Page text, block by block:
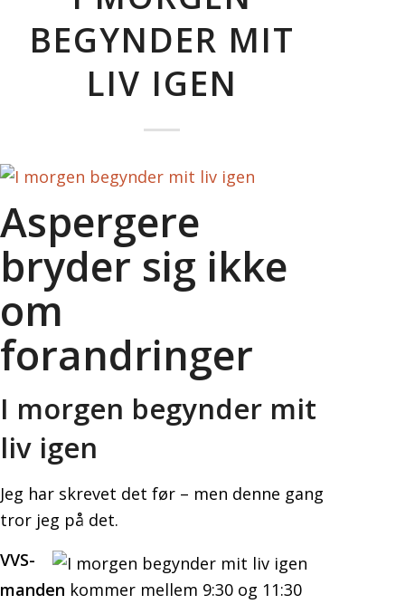
BEGYNDER MIT
LIV IGEN
Aspergere
bryder sig ikke
om
forandringer
I morgen begynder mit
liv igen
Jeg har skrevet det før – men denne gang
tror jeg på det.
VVS-
manden kommer mellem 9:30 og 11:30